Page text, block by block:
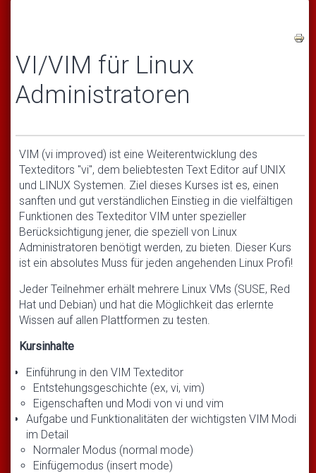
VI/VIM für Linux
Administratoren
VIM (vi improved) ist eine Weiterentwicklung des
Texteditors "vi", dem beliebtesten Text Editor auf UNIX
und LINUX Systemen. Ziel dieses Kurses ist es, einen
sanften und gut verständlichen Einstieg in die vielfältigen
Funktionen des Texteditor VIM unter spezieller
Berücksichtigung jener, die speziell von Linux
Administratoren benötigt werden, zu bieten. Dieser Kurs
ist ein absolutes Muss für jeden angehenden Linux Profi!
Jeder Teilnehmer erhält mehrere Linux VMs (SUSE, Red
Hat und Debian) und hat die Möglichkeit das erlernte
Wissen auf allen Plattformen zu testen.
Kursinhalte
Einführung in den VIM Texteditor
Entstehungsgeschichte (ex, vi, vim)
Eigenschaften und Modi von vi und vim
Aufgabe und Funktionalitäten der wichtigsten VIM Modi
im Detail
Normaler Modus (normal mode)
Einfügemodus (insert mode)